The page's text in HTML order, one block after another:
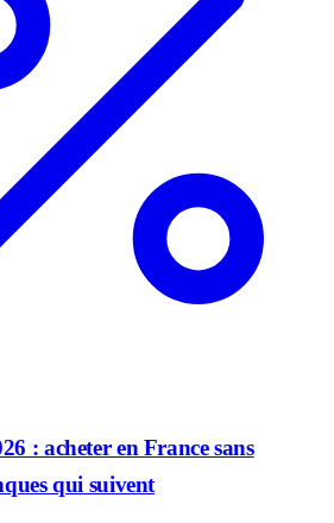
: acheter en France sans
qui suivent